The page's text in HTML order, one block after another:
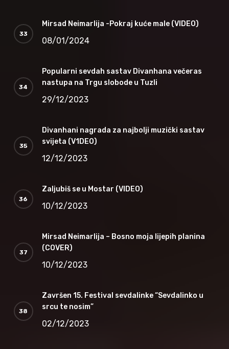
Mirsad Neimarlija -Pokraj kuće male (VIDEO)
08/01/2024
Popularni sevdah sastav Divanhana večeras
nastupa na Trgu slobode u Tuzli
29/12/2023
Divanhani nagrada za najbolji muzički sastav
svijeta (V1DEO)
12/12/2023
Zaljubiš se u Mostar (VIDEO)
10/12/2023
Mirsad Neimarlija – Bosno moja lijepih planina
(COVER)
10/12/2023
Završen 15. Festival sevdalinke “Sevdalinko u
srcu te nosim”
02/12/2023